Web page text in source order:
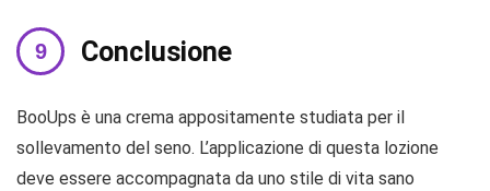
Conclusione
BooUps è una crema appositamente studiata per il
sollevamento del seno. L’applicazione di questa lozione
deve essere accompagnata da uno stile di vita sano